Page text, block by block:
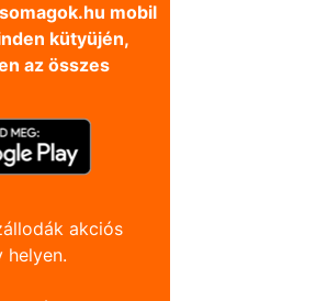
mobil
kütyüjén,
az összes
akciós
helyen.